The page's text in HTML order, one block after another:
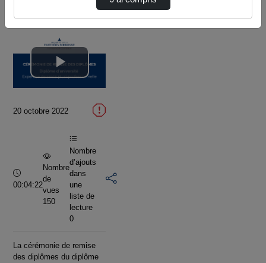
Lire
la
vidéo
20 octobre 2022
Durée :
00:04:22
Nombre
de
vues
150
Nombre
d’ajouts
dans
une
liste de
lecture
0
La cérémonie de remise
des diplômes du diplôme